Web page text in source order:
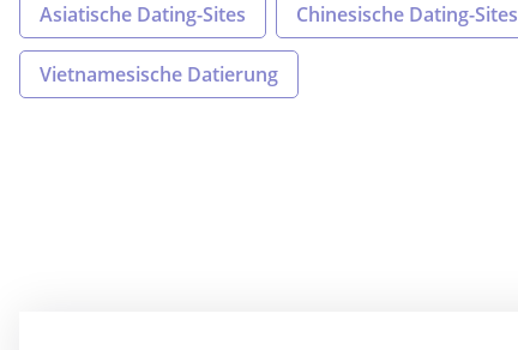
Asiatische Dating-Sites Chinesische Dating-Sites
Vietnamesische Datierung